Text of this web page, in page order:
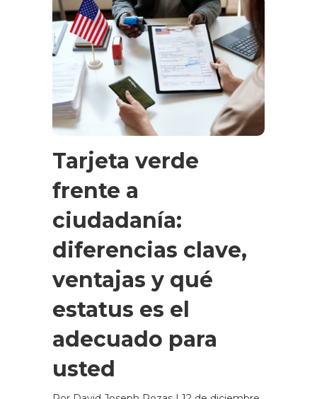
Tarjeta verde
frente a
ciudadanía:
diferencias clave,
ventajas y qué
estatus es el
adecuado para
usted